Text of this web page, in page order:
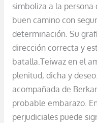
simboliza a la
buen camino con
determinación. Su
dirección correcta y
batalla.Teiwaz en el
plenitud, dicha y
acompañada de
probable embarazo.
perjudiciales puede